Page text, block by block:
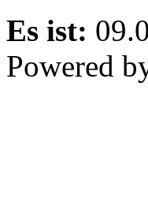
Es ist:
Powered